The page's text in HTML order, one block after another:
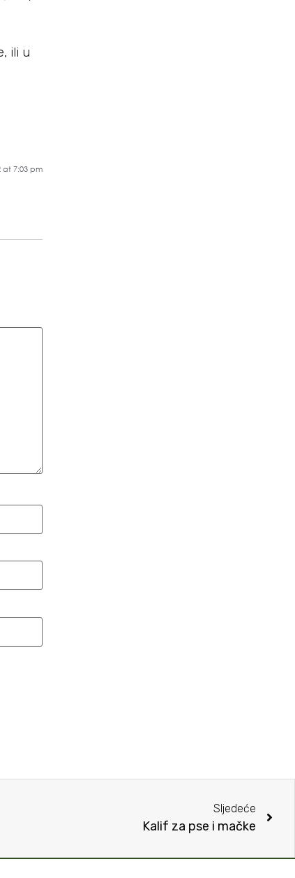
ili u
at 7:03 pm
Sljedeće
Kalif za pse i mačke